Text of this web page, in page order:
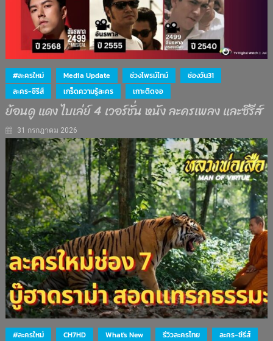
#ละครใหม่ Media Update ช่วงไพรม์ไทม์
ช่องวัน31
ละคร-ซีรีส์
เกร็ดความรู้ละคร เกาะติดจอ
ย้อนดู แดง ไบเล่ย์ 4 เวอร์ชั่น หนัง ละครเพลง และซีรีส์
31 กรกฎาคม 2026
#ละครใหม่ CH7HD What's New รีวิวละครไทย
ละคร-ซีรีส์